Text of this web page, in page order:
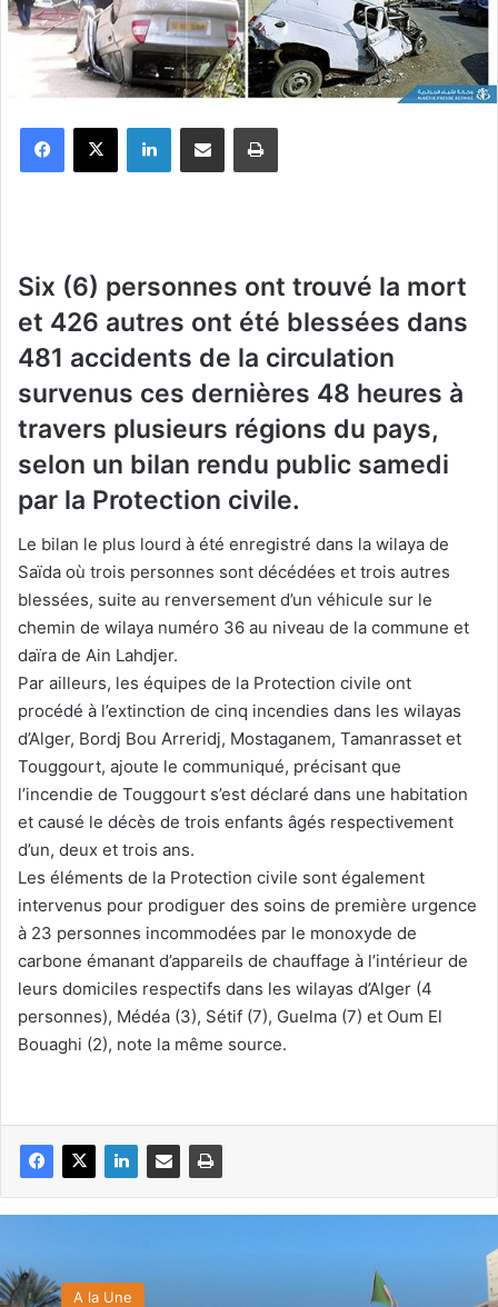
Six (6) personnes ont trouvé la mort
et 426 autres ont été blessées dans
481 accidents de la circulation
survenus ces dernières 48 heures à
travers plusieurs régions du pays,
selon un bilan rendu public samedi
par la Protection civile.
Le bilan le plus lourd à été enregistré dans la wilaya de
Saïda où trois personnes sont décédées et trois autres
blessées, suite au renversement d’un véhicule sur le
chemin de wilaya numéro 36 au niveau de la commune et
daïra de Ain Lahdjer.
Par ailleurs, les équipes de la Protection civile ont
procédé à l’extinction de cinq incendies dans les wilayas
d’Alger, Bordj Bou Arreridj, Mostaganem, Tamanrasset et
Touggourt, ajoute le communiqué, précisant que
l’incendie de Touggourt s’est déclaré dans une habitation
et causé le décès de trois enfants âgés respectivement
d’un, deux et trois ans.
Les éléments de la Protection civile sont également
intervenus pour prodiguer des soins de première urgence
à 23 personnes incommodées par le monoxyde de
carbone émanant d’appareils de chauffage à l’intérieur de
leurs domiciles respectifs dans les wilayas d’Alger (4
personnes), Médéa (3), Sétif (7), Guelma (7) et Oum El
Bouaghi (2), note la même source.
A la Une